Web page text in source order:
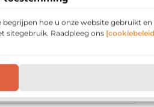
hoe u onze website gebruikt
sitegebruik. Raadpleeg ons
▼